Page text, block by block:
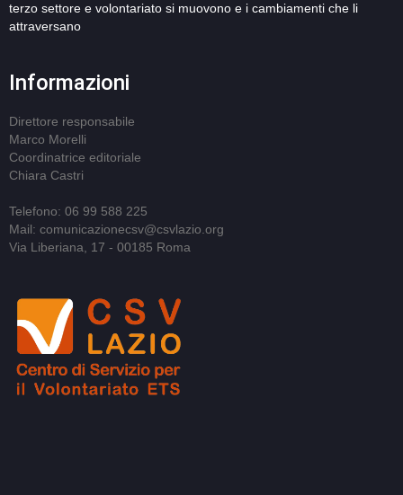
terzo settore e volontariato si muovono e i cambiamenti che li
attraversano
Informazioni
Direttore responsabile
Marco Morelli
Coordinatrice editoriale
Chiara Castri
Telefono: 06 99 588 225
Mail: comunicazionecsv@csvlazio.org
Via Liberiana, 17 - 00185 Roma